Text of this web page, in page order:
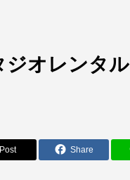
ジオレンタル
Post Share